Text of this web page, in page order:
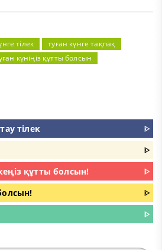
тілек
туған күнге тақпақ
күніңіз құтты болсын
тілек
ᐈ
ᐈ
құтты болсын!
ᐈ
ᐈ
ᐈ